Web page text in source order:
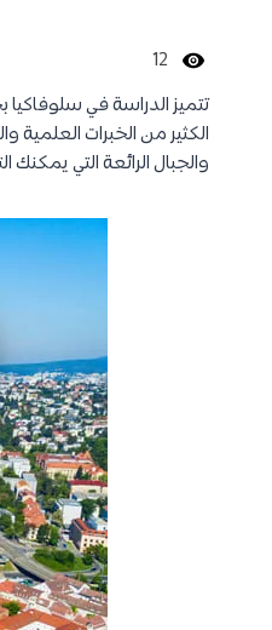
12
تتميز الدراسة في سلوفاكيا
الكثير من الخبرات العلمية
والجبال الرائعة التي يمكنك